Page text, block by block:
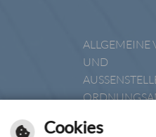
ALLGEMEINE
UND
AUSSENSTELLE
DIENSTAG
Cookies